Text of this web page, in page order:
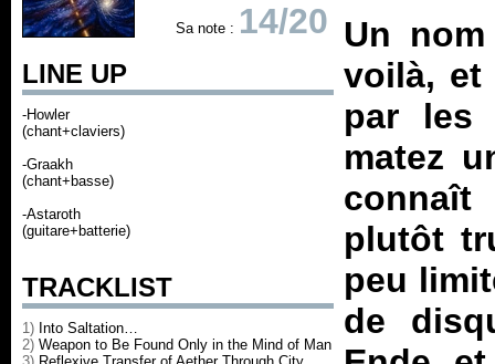
Sa note : 14/20
LINE UP
-Howler
(chant+claviers)
-Graakh
(chant+basse)
-Astaroth
(guitare+batterie)
TRACKLIST
1) Into Saltation…
2) Weapon to Be Found Only in the Mind of Man
Un
voilà, et
par les
matez
plutôt
peu
de